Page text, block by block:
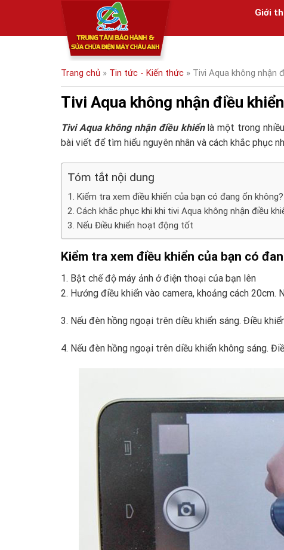
content
Giới
Trang chủ » Tin tức - Kiến thức » Tivi Aqua không nhận
Tivi Aqua không nhận điều
Tivi Aqua không nhận điều khiểnlà một trong
bài viết để tìm hiểu nguyên nhân và cách khắc phục
Tóm tắt nội dung
Kiểm tra xem điều khiển của bạn có đang ổn không?
Cách khắc phục khi khi tivi Aqua không nhận điều
Nếu Điều khiển hoạt động tốt
Kiểm tra xem điều khiển của bạn có
1. Bật chế độ máy ảnh ở điện thoại của bạn lên
2. Hướng điều khiển vào camera, khoảng cách 20cm.
3. Nếu đèn hồng ngoại trên diều khiển sáng. Điều
4. Nếu đèn hồng ngoại trên diều khiển không sáng.